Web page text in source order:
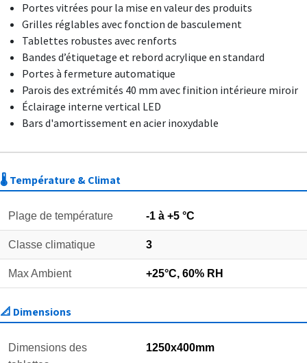
Portes vitrées pour la mise en valeur des produits
Grilles réglables avec fonction de basculement
Tablettes robustes avec renforts
Bandes d’étiquetage et rebord acrylique en standard
Portes à fermeture automatique
Parois des extrémités 40 mm avec finition intérieure miroir
Éclairage interne vertical LED
Bars d'amortissement en acier inoxydable
🌡️ Température & Climat
Plage de température -1 à +5 °C
Classe climatique 3
Max Ambient +25°C, 60% RH
📐 Dimensions
Dimensions des
1250x400mm